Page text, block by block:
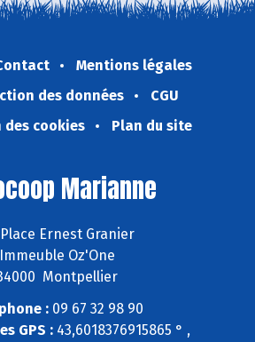
Mentions légales
des données
CGU
des cookies
Plan du site
Marianne
Place Ernest Granier
Immeuble Oz'One
Montpellier
: 09 67 32 98 90
GPS :43,6018376915865 ° ,